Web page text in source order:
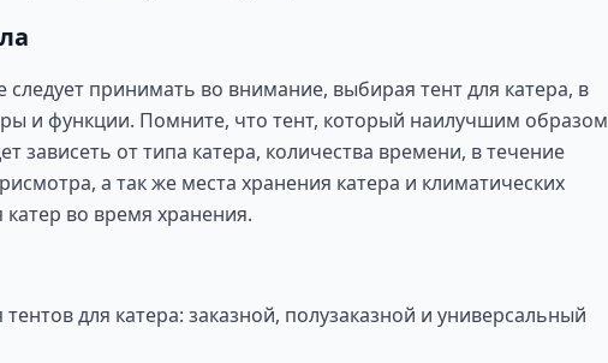
следует принимать во внимание, выбирая тент для катера, в
и функции. Помните, что тент, который наилучшим образом
зависеть от типа катера, количества времени, в течение
а так же места хранения катера и климатических
во время хранения.
для катера: заказной, полузаказной и универсальный